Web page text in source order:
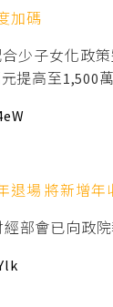
加碼
少子女化政
提高至1,500
退場 將新增
部會已向政